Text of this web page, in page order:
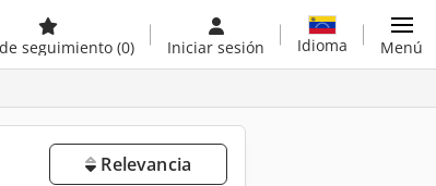
seguimiento (0) Iniciar sesión Idioma Menú
Relevancia